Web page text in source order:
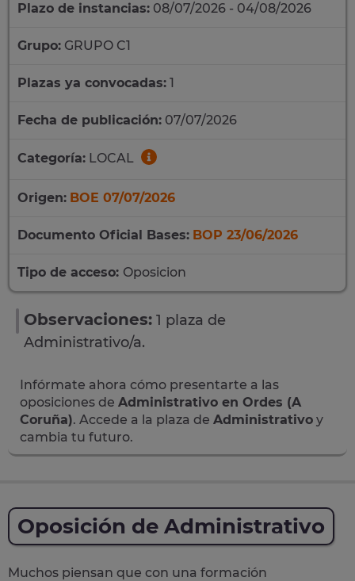
Plazo de instancias: 08/07/2026 - 04/08/2026
Grupo: GRUPO C1
Plazas ya convocadas: 1
Fecha de publicación: 07/07/2026
Categoría: LOCAL
Origen: BOE 07/07/2026
Documento Oficial Bases: BOP 23/06/2026
Tipo de acceso: Oposicion
Observaciones: 1 plaza de
Administrativo/a.
Infórmate ahora cómo presentarte a las
oposiciones de Administrativo en Ordes (A
Coruña). Accede a la plaza de Administrativo y
cambia tu futuro.
Oposición de Administrativo
Muchos piensan que con una formación